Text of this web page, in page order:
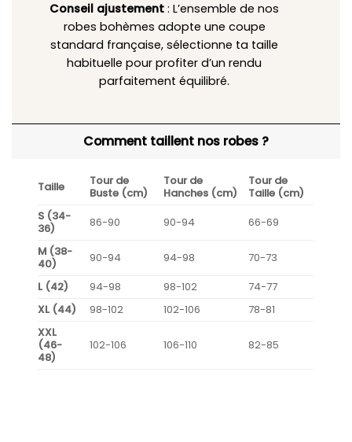
Conseil ajustement : L’ensemble de nos
robes bohèmes adopte une coupe
standard française, sélectionne ta taille
habituelle pour profiter d’un rendu
parfaitement équilibré.
Comment taillent nos robes ?
Taille
Tour de
Buste (cm)
Tour de
Hanches (cm)
Tour de
Taille (cm)
S (34-
36)
86-90 90-94
66-69
M (38-
40)
90-94 94-98
70-73
L (42)
94-98 98-102
74-77
XL (44)
98-102 102-106
78-81
XXL
(46-
48)
102-106 106-110 82-85